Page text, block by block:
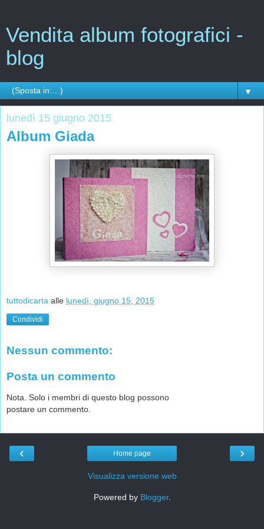
Vendita album fotografici -
blog
▼
lunedì 15 giugno 2015
Album Giada
tuttodicarta alle lunedì, giugno 15, 2015
Condividi
Nessun commento:
Posta un commento
Nota. Solo i membri di questo blog possono
postare un commento.
‹ ›
Home page
Visualizza versione web
Powered by Blogger.